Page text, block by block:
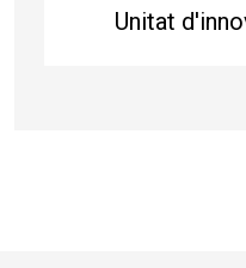
Unitat